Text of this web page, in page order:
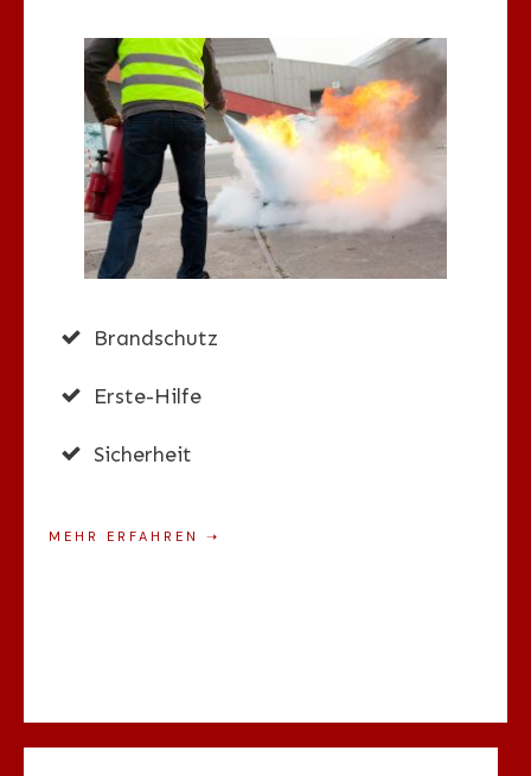
Brandschutz
Erste-Hilfe
Sicherheit
MEHR ERFAHREN ➝